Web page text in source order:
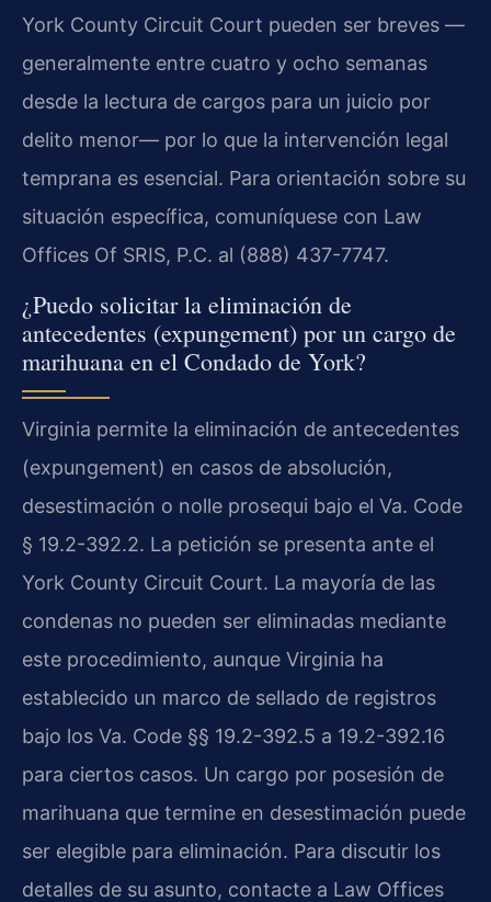
York County Circuit Court pueden ser breves —
generalmente entre cuatro y ocho semanas
desde la lectura de cargos para un juicio por
delito menor— por lo que la intervención legal
temprana es esencial. Para orientación sobre su
situación específica, comuníquese con Law
Offices Of SRIS, P.C. al (888) 437-7747.
¿Puedo solicitar la eliminación de
antecedentes (expungement) por un cargo de
marihuana en el Condado de York?
Virginia permite la eliminación de antecedentes
(expungement) en casos de absolución,
desestimación o nolle prosequi bajo el Va. Code
§ 19.2-392.2. La petición se presenta ante el
York County Circuit Court. La mayoría de las
condenas no pueden ser eliminadas mediante
este procedimiento, aunque Virginia ha
establecido un marco de sellado de registros
bajo los Va. Code §§ 19.2-392.5 a 19.2-392.16
para ciertos casos. Un cargo por posesión de
marihuana que termine en desestimación puede
ser elegible para eliminación. Para discutir los
detalles de su asunto, contacte a Law Offices